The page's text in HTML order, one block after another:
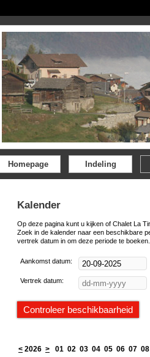
Homepage Indeling
Kalender
Op deze pagina kunt u kijken of Chalet La
Zoek in de kalender naar een beschikbare
vertrek datum in om deze periode te boeken.
Aankomst datum:
Vertrek datum:
< 2026 > 01 02 03 04 05 06 07 08